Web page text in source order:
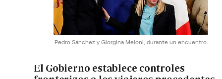
Pedro Sánchez y Giorgina Meloni, durante un encuentro.
El Gobierno establece controles